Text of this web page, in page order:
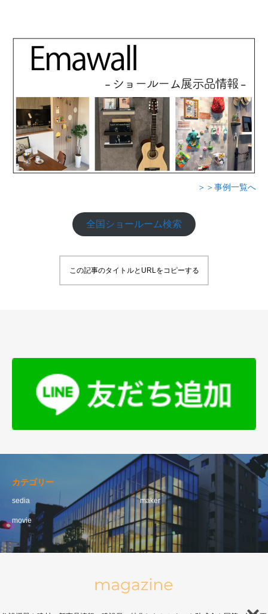
＞＞事例一覧へ
全国ショールーム検索
この記事のタイトルとURLをコピーする
カテゴリー
sedia maker
movie